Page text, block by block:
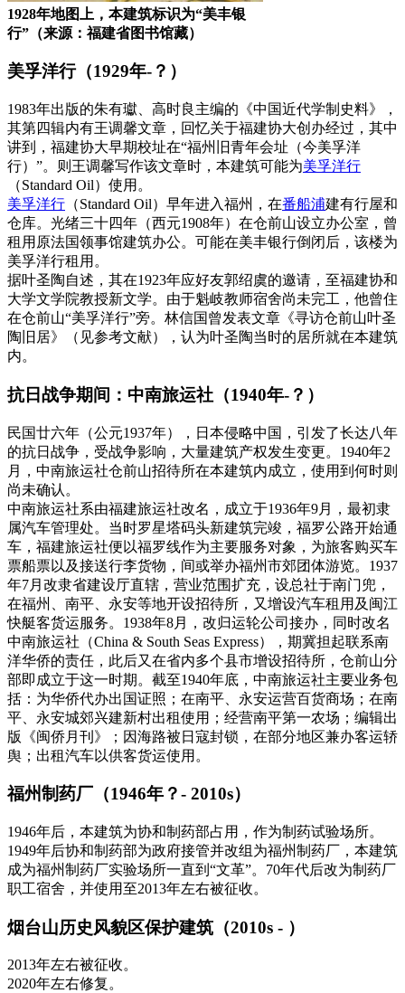
1928年地图上，本建筑标识为“美丰银
行”（来源：福建省图书馆藏）
美孚洋行（1929年-？）
1983年出版的朱有瓛、高时良主编的《中国近代学制史料》，
其第四辑内有王调馨文章，回忆关于福建协大创办经过，其中
讲到，福建协大早期校址在“福州旧青年会址（今美孚洋
行）”。则王调馨写作该文章时，本建筑可能为美孚洋行
（Standard Oil）使用。
美孚洋行 （Standard Oil）早年进入福州，在番船浦建有行屋和
仓库。光绪三十四年（西元1908年）在仓前山设立办公室，曾
租用原法国领事馆建筑办公。可能在美丰银行倒闭后，该楼为
美孚洋行租用。
据叶圣陶自述，其在1923年应好友郭绍虞的邀请，至福建协和
大学文学院教授新文学。由于魁岐教师宿舍尚未完工，他曾住
在仓前山“美孚洋行”旁。林信国曾发表文章《寻访仓前山叶圣
陶旧居》（见参考文献），认为叶圣陶当时的居所就在本建筑
内。
抗日战争期间：中南旅运社（1940年-？）
民国廿六年（公元1937年），日本侵略中国，引发了长达八年
的抗日战争，受战争影响，大量建筑产权发生变更。1940年2
月，中南旅运社仓前山招待所在本建筑内成立，使用到何时则
尚未确认。
中南旅运社系由福建旅运社改名，成立于1936年9月，最初隶
属汽车管理处。当时罗星塔码头新建筑完竣，福罗公路开始通
车，福建旅运社便以福罗线作为主要服务对象，为旅客购买车
票船票以及接送行李货物，间或举办福州市郊团体游览。1937
年7月改隶省建设厅直辖，营业范围扩充，设总社于南门兜，
在福州、南平、永安等地开设招待所，又增设汽车租用及闽江
快艇客货运服务。1938年8月，改归运轮公司接办，同时改名
中南旅运社（China & South Seas Express），期冀担起联系南
洋华侨的责任，此后又在省内多个县市增设招待所，仓前山分
部即成立于这一时期。截至1940年底，中南旅运社主要业务包
括：为华侨代办出国证照；在南平、永安运营百货商场；在南
平、永安城郊兴建新村出租使用；经营南平第一农场；编辑出
版《闽侨月刊》；因海路被日寇封锁，在部分地区兼办客运轿
舆；出租汽车以供客货运使用。
福州制药厂（1946年？- 2010s）
1946年后，本建筑为协和制药部占用，作为制药试验场所。
1949年后协和制药部为政府接管并改组为福州制药厂，本建筑
成为福州制药厂实验场所一直到“文革”。70年代后改为制药厂
职工宿舍，并使用至2013年左右被征收。
烟台山历史风貌区保护建筑（2010s - ）
2013年左右被征收。
2020年左右修复。